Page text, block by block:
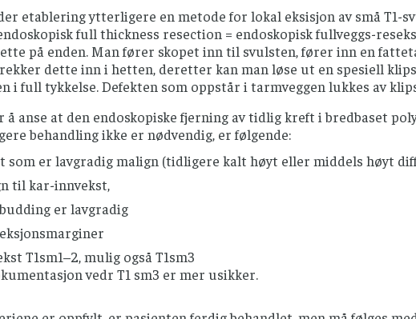
etablering ytterligere en metode for lokal eksisjon av små T1-
full thickness resection = endoskopisk fullveggs-
på enden. Man fører skopet inn til svulsten, fører inn en
dette inn i hetten, deretter kan man løse ut en spesiell
i full tykkelse. Defekten som oppstår i tarmveggen lukkes av
å anse at den endoskopiske fjerning av tidlig kreft i bredbaset
behandling ikke er nødvendig, er følgende:
som er lavgradig malign (tidligere kalt høyt eller middels høyt
til kar-innvekst,
er lavgradig
T1sm1–2, mulig også T1sm3
vedr T1 sm3 er mer usikker.